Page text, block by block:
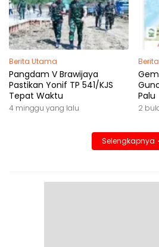
Berita Utama
Pangdam V Brawijaya
Pastikan Yonif TP 541/KJS
Tepat Waktu
4 minggu yang lalu
Palu
2
Selengkapnya